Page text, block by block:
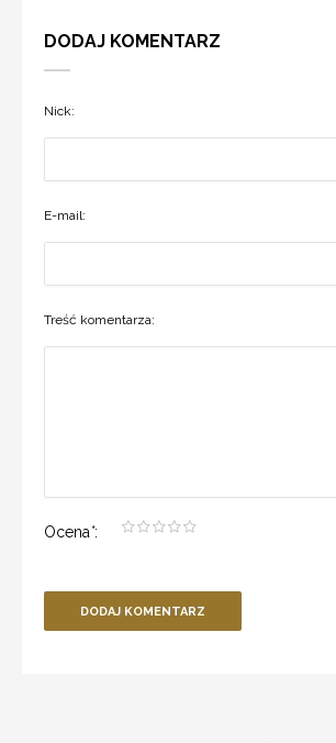
DODAJ KOMENTARZ
Nick:
E-mail:
Treść komentarza:
Ocena*:
DODAJ KOMENTARZ